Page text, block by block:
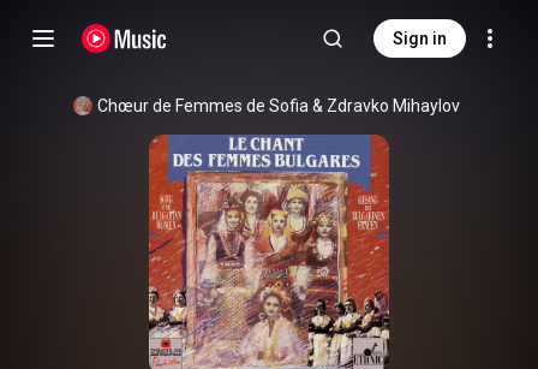
Sign in
Chœur de Femmes de Sofia & Zdravko Mihaylov